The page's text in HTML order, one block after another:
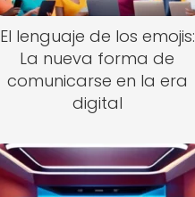
El lenguaje de los emojis:
La nueva forma de
comunicarse en la era
digital